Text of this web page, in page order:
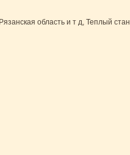
область и т д, Теплый стан